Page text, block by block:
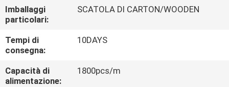
CONTROLLO
DELLA
QUALITÀ
Imballaggi
particolari:
SCATOLA DI CARTON/WOODEN
Tempi di
consegna:
10DAYS
Capacità di
alimentazione:
1800pcs/m